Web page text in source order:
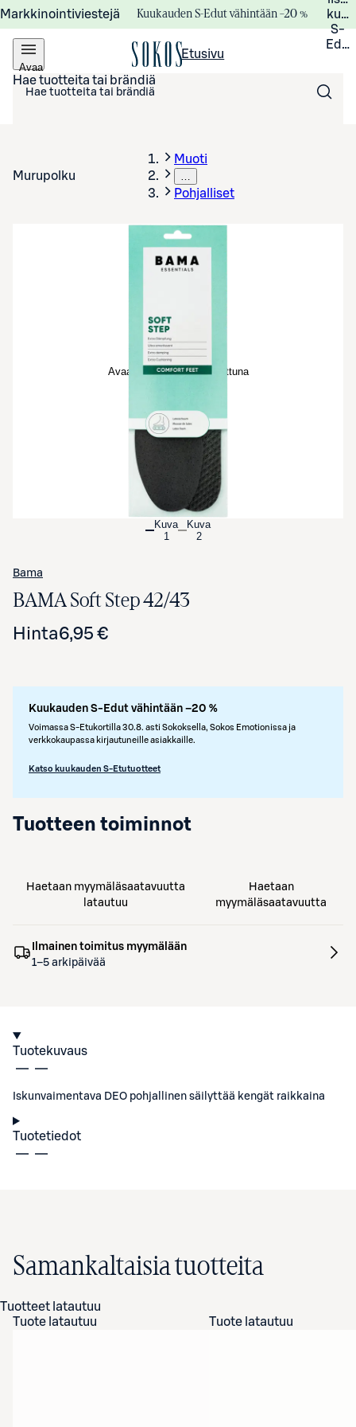
Markkinointiviestejä Kuukauden S-Edut vähintään –20 %
S-
Avaa
valikko
Etusivu
Hae tuotteita tai brändiä
Murupolku
Muoti
…
Pohjalliset
Avaa tuotekuva suurennettuna
Kuva
1
Kuva
2
Bama
BAMA Soft Step 42/43
Hinta6,95 €
Kuukauden S-Edut vähintään –20 %
Voimassa S-Etukortilla 30.8. asti Sokoksella, Sokos Emotionissa ja
verkkokaupassa kirjautuneille asiakkaille.
Katso kuukauden S-Etutuotteet
Tuotteen toiminnot
Haetaan myymäläsaatavuutta
latautuu
Haetaan
myymäläsaatavuutta
Ilmainen toimitus myymälään
1–5 arkipäivää
Tuotekuvaus
Iskunvaimentava DEO pohjallinen säilyttää kengät raikkaina
Tuotetiedot
Samankaltaisia tuotteita
Tuotteet latautuu
Tuote latautuu
Tuote latautuu